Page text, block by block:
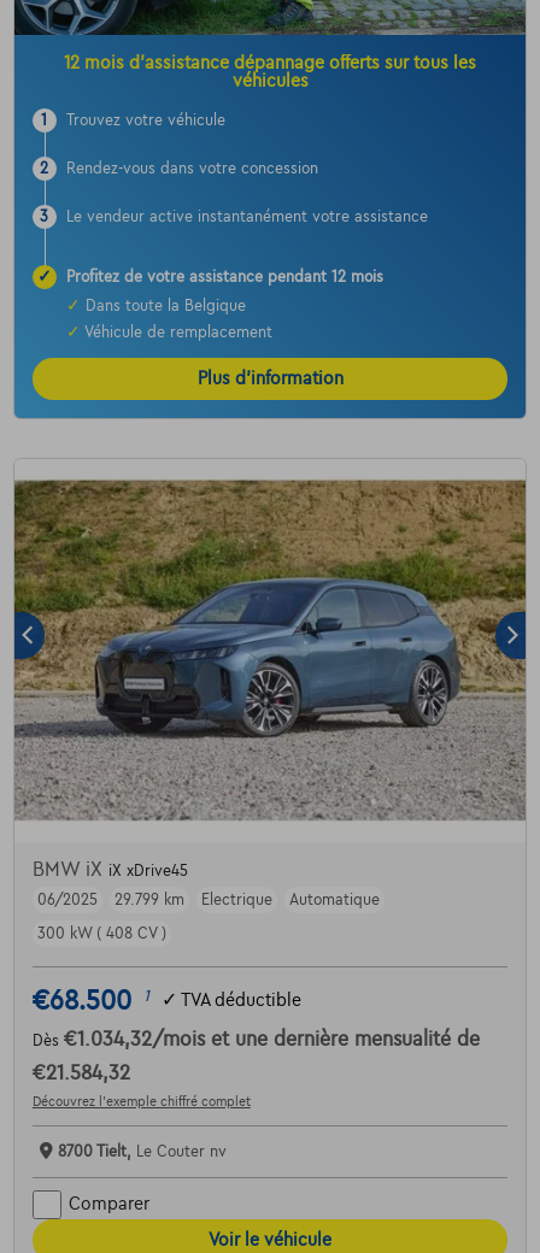
12 mois d’assistance dépannage offerts sur tous les
véhicules
1 Trouvez votre véhicule
2 Rendez-vous dans votre concession
3 Le vendeur active instantanément votre assistance
✓
Profitez de votre assistance pendant 12 mois
✓
Dans toute la Belgique
✓ Véhicule de remplacement
Plus d’information
BMW iX iX xDrive45
06/2025
29.799 km Electrique
Automatique
300 kW ( 408 CV )
€68.500 1 ✓ TVA déductible
Dès €1.034,32/mois et une dernière mensualité de
€21.584,32
Découvrez l’exemple chiffré complet
8700 Tielt, Le Couter nv
Comparer
Voir le véhicule